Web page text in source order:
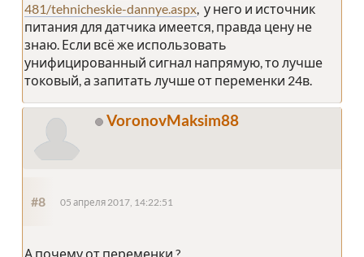
481/tehnicheskie-dannye.aspx, у него и источник
питания для датчика имеется, правда цену не
знаю. Если всё же использовать
унифицированный сигнал напрямую, то лучше
токовый, а запитать лучше от переменки 24в.
VoronovMaksim88
#8 05 апреля 2017, 14:22:51
А почему от переменки ?